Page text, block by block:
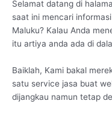
Selamat datang di
saat ini mencari
Maluku? Kalau Anda
itu artiya anda ada di
Baiklah, Kami bakal
satu service jasa buat
dijangkau namun tetap